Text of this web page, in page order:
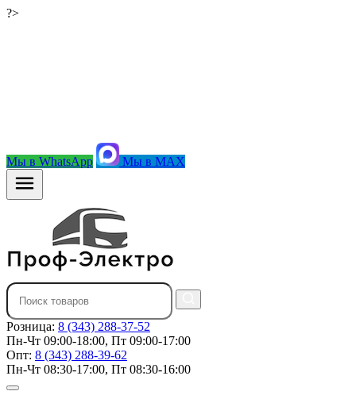
?>
Мы в WhatsApp Мы в MAX
Розница: 8 (343) 288-37-52
Пн-Чт 09:00-18:00, Пт 09:00-17:00
Опт: 8 (343) 288-39-62
Пн-Чт 08:30-17:00, Пт 08:30-16:00